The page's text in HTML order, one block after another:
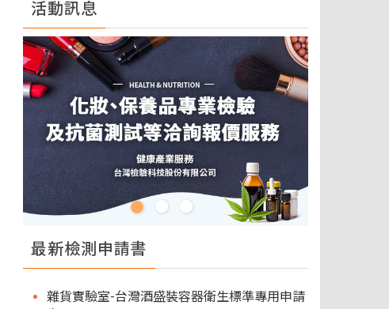
活動訊息
最新檢測申請書
雜貨實驗室-台灣酒盛裝容器衛生標準專用申請